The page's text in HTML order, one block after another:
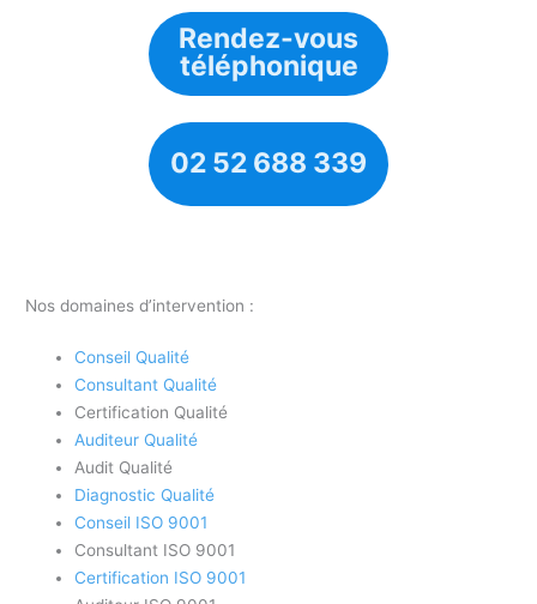
Rendez-vous
téléphonique
02 52 688 339
Nos domaines d’intervention :
Conseil Qualité
Consultant Qualité
Certification Qualité
Auditeur Qualité
Audit Qualité
Diagnostic Qualité
Conseil ISO 9001
Consultant ISO 9001
Certification ISO 9001